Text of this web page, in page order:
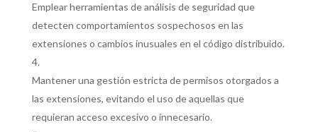
Emplear herramientas de análisis de seguridad que
detecten comportamientos sospechosos en las
extensiones o cambios inusuales en el código distribuido.
Mantener una gestión estricta de permisos otorgados a
las extensiones, evitando el uso de aquellas que
requieran acceso excesivo o innecesario.